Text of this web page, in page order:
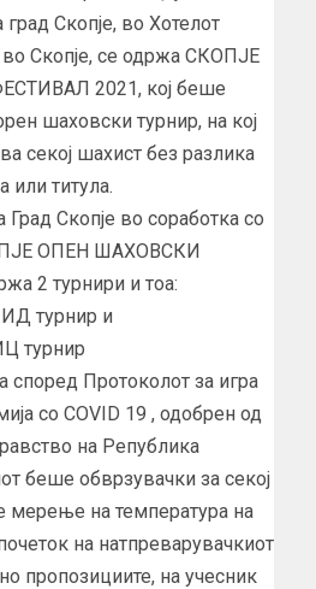
Скопје, во Хотелот
во Скопје, се одржа СКОПЈЕ
2021, кој беше
шаховски турнир, на кој
секој шахист без разлика
или титула.
Град Скопје во соработка со
ОПЕН ШАХОВСКИ
2 турнири и тоа:
турнир и
турнир
според Протоколот за игра
со COVID 19 , одобрен од
на Република
беше обврзувачки за секој
на температура на
на натпреварувачкиот
пропозициите, на учесник